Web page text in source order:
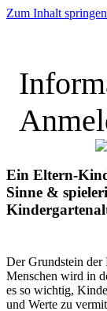
Zum Inhalt springen
Ein Eltern-
Sinne &
Der Grundstein der
Menschen wird in
es so wichtig,
und Werte zu